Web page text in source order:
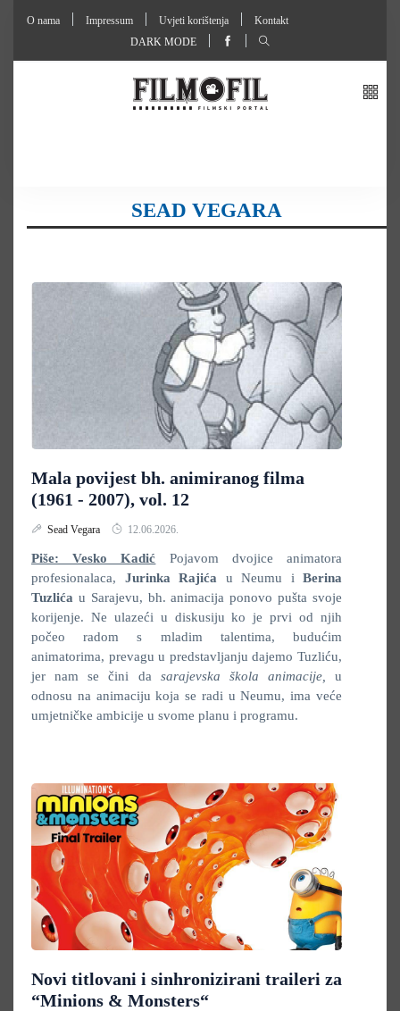
O nama Impressum Uvjeti korištenja
Kontakt
DARK MODE
SEAD VEGARA
Mala povijest bh. animiranog filma
(1961 - 2007), vol. 12
Sead Vegara 12.06.2026.
Piše: Vesko Kadić Pojavom dvojice animatora
profesionalaca, Jurinka Rajića u Neumu i Berina
Tuzlića u Sarajevu, bh. animacija ponovo pušta svoje
korijenje. Ne ulazeći u diskusiju ko je prvi od njih
počeo radom s mladim talentima, budućim
animatorima, prevagu u predstavljanju dajemo Tuzliću,
jer nam se čini da sarajevska škola animacije, u
odnosu na animaciju koja se radi u Neumu, ima veće
umjetničke ambicije u svome planu i programu.
Novi titlovani i sinhronizirani traileri za
“Minions & Monsters“